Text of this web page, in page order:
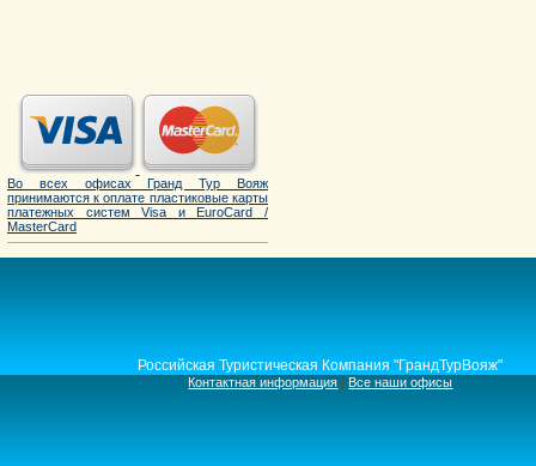
Во всех офисах Гранд Тур Вояж
принимаются к оплате пластиковые карты
платежных систем Visa и EuroCard /
MasterCard
Российская Туристическая Компания "ГрандТурВояж"
Контактная информация |Все наши офисы